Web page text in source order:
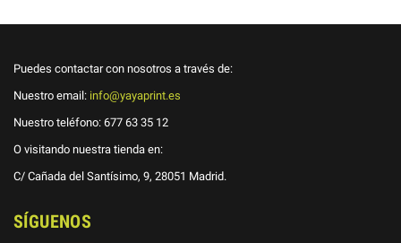
Puedes contactar con nosotros a través de:
Nuestro email: info@yayaprint.es
Nuestro teléfono: 677 63 35 12
O visitando nuestra tienda en:
C/ Cañada del Santísimo, 9, 28051 Madrid.
SÍGUENOS